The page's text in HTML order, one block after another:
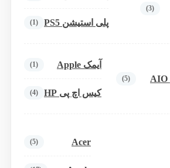
(3)
پلی استیشن PS5 (1)
(5)
آیمک Apple (1)
کیس اچ پی HP (4)
Acer
(5)